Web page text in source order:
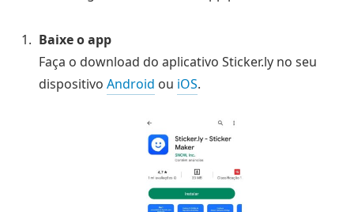
Baixe o app
Faça o download do aplicativo Sticker.ly no seu
dispositivo Android ou iOS.